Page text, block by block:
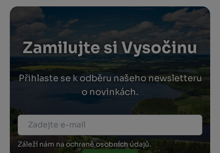
Zamilujte si Vysočinu
Přihlaste se k odběru našeho newsletteru
o novinkách.
Záleží nám na ochraně osobních údajů.